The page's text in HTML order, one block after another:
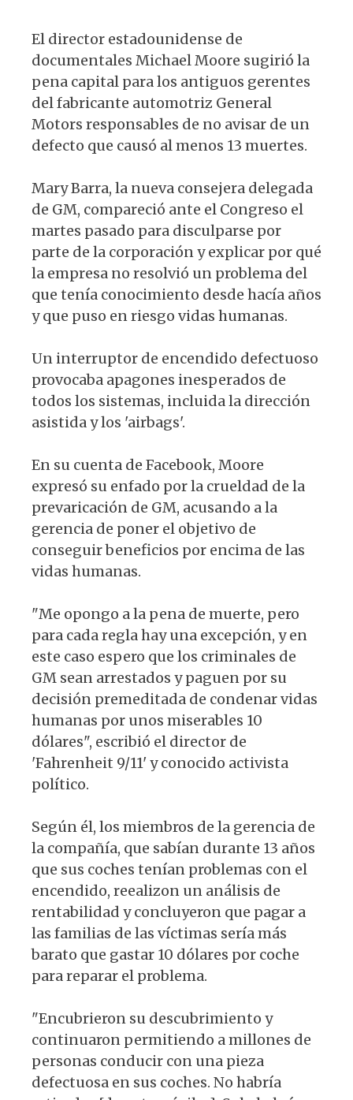
El director estadounidense de
documentales Michael Moore sugirió la
pena capital para los antiguos gerentes
del fabricante automotriz General
Motors responsables de no avisar de un
defecto que causó al menos 13 muertes.
Mary Barra, la nueva consejera delegada
de GM, compareció ante el Congreso el
martes pasado para disculparse por
parte de la corporación y explicar por qué
la empresa no resolvió un problema del
que tenía conocimiento desde hacía años
y que puso en riesgo vidas humanas.
Un interruptor de encendido defectuoso
provocaba apagones inesperados de
todos los sistemas, incluida la dirección
asistida y los 'airbags'.
En su cuenta de Facebook, Moore
expresó su enfado por la crueldad de la
prevaricación de GM, acusando a la
gerencia de poner el objetivo de
conseguir beneficios por encima de las
vidas humanas.
"Me opongo a la pena de muerte, pero
para cada regla hay una excepción, y en
este caso espero que los criminales de
GM sean arrestados y paguen por su
decisión premeditada de condenar vidas
humanas por unos miserables 10
dólares", escribió el director de
'Fahrenheit 9/11' y conocido activista
político.
Según él, los miembros de la gerencia de
la compañía, que sabían durante 13 años
que sus coches tenían problemas con el
encendido, reealizon un análisis de
rentabilidad y concluyeron que pagar a
las familias de las víctimas sería más
barato que gastar 10 dólares por coche
para reparar el problema.
"Encubrieron su descubrimiento y
continuaron permitiendo a millones de
personas conducir con una pieza
defectuosa en sus coches. No habría